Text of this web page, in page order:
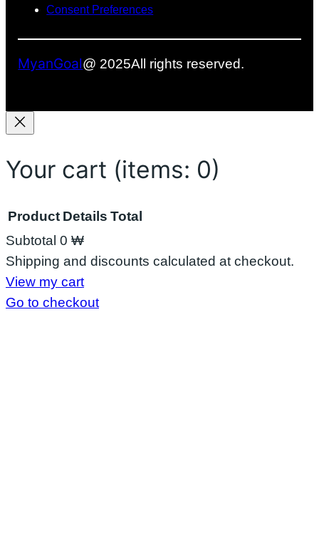
ာ
င်
Consent Preferences
MyanGoal@ 2025All rights reserved.
Your cart (items: 0)
Products
in
Product Details Total
Subtotal 0 ₩
Shipping and discounts calculated at checkout.
View my cart
Go to checkout